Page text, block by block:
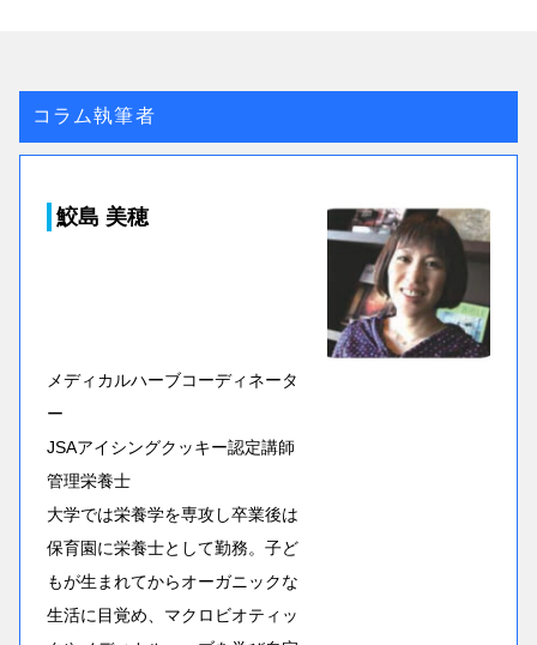
コラム執筆者
鮫島 美穂
メディカルハーブコーディネータ
ー
JSAアイシングクッキー認定講師
管理栄養士
大学では栄養学を専攻し卒業後は
保育園に栄養士として勤務。子ど
もが生まれてからオーガニックな
生活に目覚め、マクロビオティッ